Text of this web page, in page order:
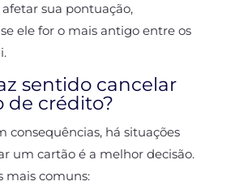
sua pontuação,
ele for o mais antigo entre os
sentido cancelar
de crédito?
consequências, há situações
um cartão é a melhor decisão.
mais comuns: